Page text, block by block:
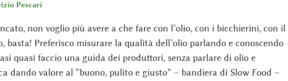
Pescari
non voglio più avere a che fare con l’olio, con i bicchierini, con il
basta! Preferisco misurare la qualità dell’olio parlando e conoscendo
quasi faccio una guida dei produttori, senza parlare di olio e
dando valore al “buono, pulito e giusto” – bandiera di Slow Food –